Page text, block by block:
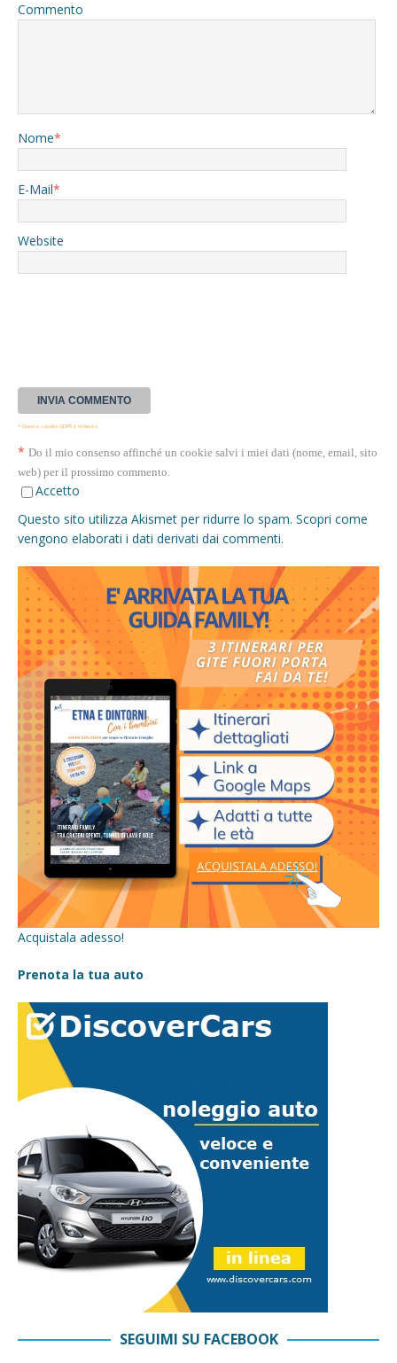
Commento
Nome*
E-Mail*
Website
* Questa casella GDPR è richiesta
* Do il mio consenso affinché un cookie salvi i miei dati (nome, email, sito
web) per il prossimo commento.
Accetto
Questo sito utilizza Akismet per ridurre lo spam. Scopri come
vengono elaborati i dati derivati dai commenti.
Acquistala adesso!
Prenota la tua auto
SEGUIMI SU FACEBOOK